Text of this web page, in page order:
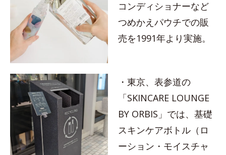
コンディショナーなど
つめかえパウチでの販
売を1991年より実施。
・東京、表参道の
「SKINCARE LOUNGE
BY ORBIS」では、基礎
スキンケアボトル（ロ
ーション・モイスチャ